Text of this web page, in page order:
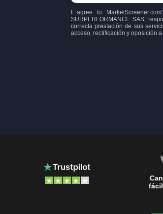
I agree to
SURPERFORMANCE SAS,
correcta prestación de sus
acceso, rectificación y oposición